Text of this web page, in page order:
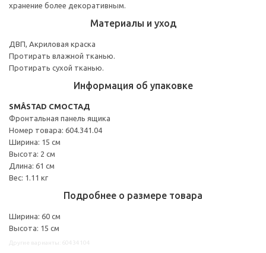
хранение более декоративным.
Материалы и уход
ДВП, Акриловая краска
Протирать влажной тканью.
Протирать сухой тканью.
Информация об упаковке
SMÅSTAD СМОСТАД
Фронтальная панель ящика
Номер товара: 604.341.04
Ширина: 15 см
Высота: 2 см
Длина: 61 см
Вес: 1.11 кг
Подробнее о размере товара
Ширина: 60 см
Высота: 15 см